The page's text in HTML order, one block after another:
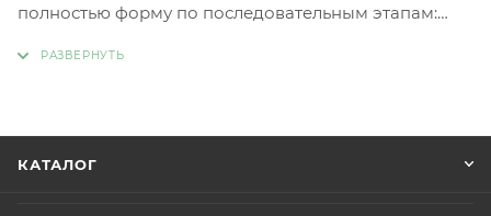
полностью форму по последовательным этапам:
КАТАЛОГ